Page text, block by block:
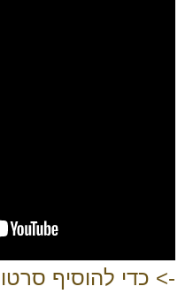
-> כדי להוסיף